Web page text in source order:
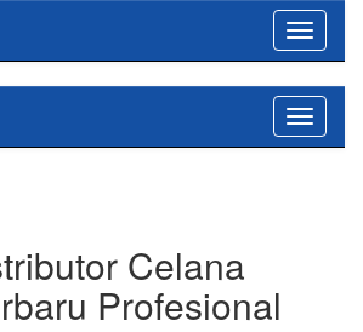
Toggle
Toggle
Celana
Profesional